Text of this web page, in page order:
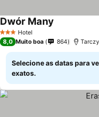
3 EstrelasHotel
Dwór Many
8,0 Muito boa 864
Selecione as datas para
exatos.